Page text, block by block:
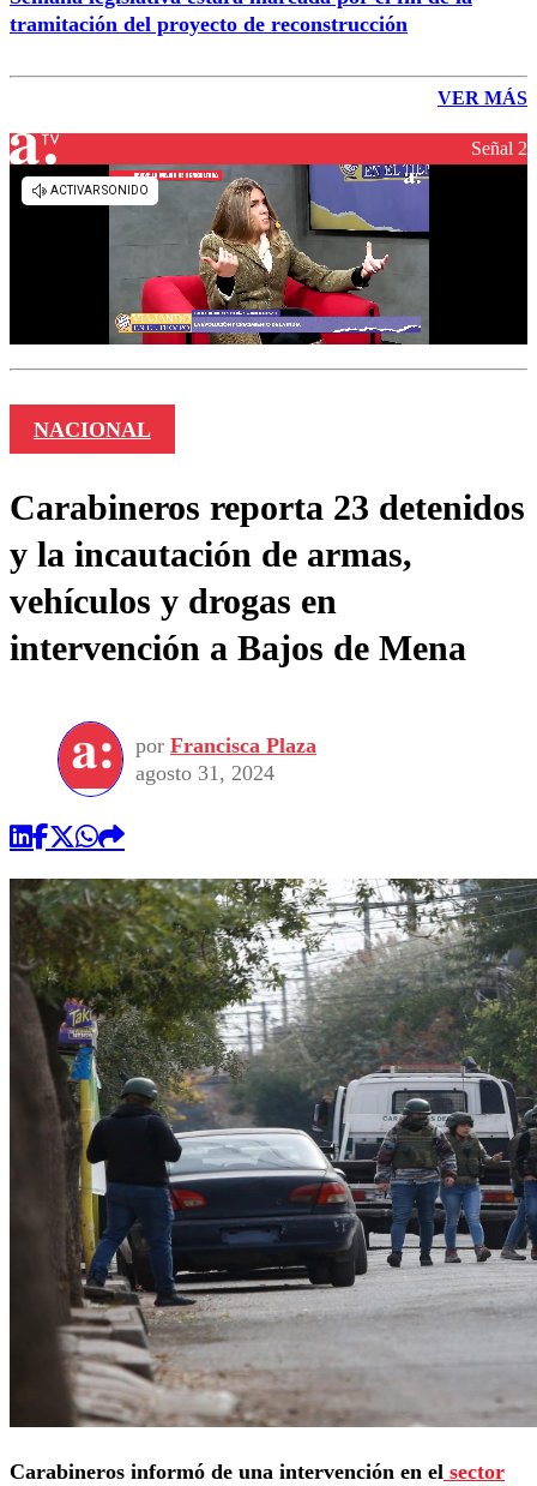
tramitación del proyecto de reconstrucción
VER MÁS
Señal 2
NACIONAL
Carabineros reporta 23 detenidos
y la incautación de armas,
vehículos y drogas en
intervención a Bajos de Mena
por Francisca Plaza
agosto 31, 2024
Carabineros informó de una intervención en el sector